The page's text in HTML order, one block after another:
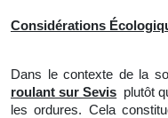
Considérations
Dans le contexte de la
roulant sur Sevis plutôt
les ordures. Cela